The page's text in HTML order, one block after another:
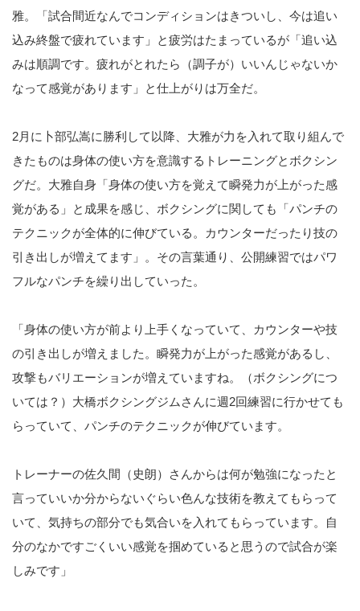
雅。「試合間近なんでコンディションはきついし、今は追い
込み終盤で疲れています」と疲労はたまっているが「追い込
みは順調です。疲れがとれたら（調子が）いいんじゃないか
なって感覚があります」と仕上がりは万全だ。
2月に卜部弘嵩に勝利して以降、大雅が力を入れて取り組んで
きたものは身体の使い方を意識するトレーニングとボクシン
グだ。大雅自身「身体の使い方を覚えて瞬発力が上がった感
覚がある」と成果を感じ、ボクシングに関しても「パンチの
テクニックが全体的に伸びている。カウンターだったり技の
引き出しが増えてます」。その言葉通り、公開練習ではパワ
フルなパンチを繰り出していった。
「身体の使い方が前より上手くなっていて、カウンターや技
の引き出しが増えました。瞬発力が上がった感覚があるし、
攻撃もバリエーションが増えていますね。（ボクシングにつ
いては？）大橋ボクシングジムさんに週2回練習に行かせても
らっていて、パンチのテクニックが伸びています。
トレーナーの佐久間（史朗）さんからは何が勉強になったと
言っていいか分からないぐらい色んな技術を教えてもらって
いて、気持ちの部分でも気合いを入れてもらっています。自
分のなかですごくいい感覚を掴めていると思うので試合が楽
しみです」